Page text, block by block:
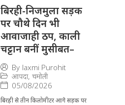
बिरही-निजमुला सड़क
पर चौथे दिन भी
आवाजाही ठप, काली
चट्टान बनीं मुसीबत–
By laxmi Purohit
आपदा, चमोली
05/08/2026
बिरही से तीन किलोमीटर आगे सड़क पर